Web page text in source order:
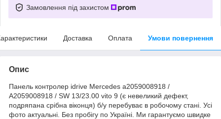
Замовлення під захистом
Доставка Оплата Умови повернення
Опис
Панель контролер idrive Mercedes a2059008918 /
A2059008918 / SW 13/23.00 vito 9 (є невеликий дефект,
подряпана срібна віконця) б/у перебуває в робочому стані. Усі
фото актуальні. Без пробігу по Україні. Ми гарантуємо швидке